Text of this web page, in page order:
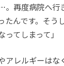
再度病院へ行
たんです。そう
てしまって」
アレルギーはな